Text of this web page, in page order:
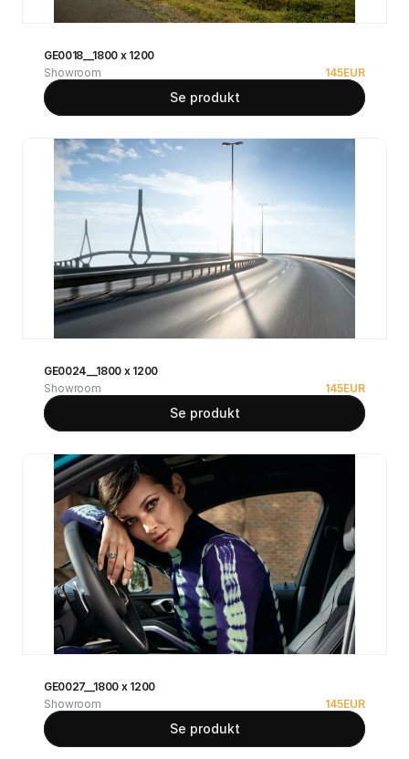
GE0018__1800 x 1200
Showroom
145EUR
Se produkt
GE0024__1800 x 1200
Showroom
145EUR
Se produkt
GE0027__1800 x 1200
Showroom
145EUR
Se produkt